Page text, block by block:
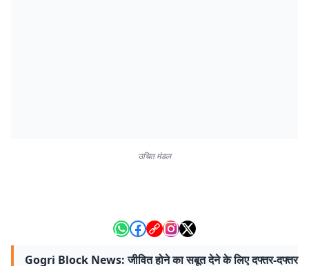
उचित मंडल
Gogri Block News: जीवित होने का सबूत देने के लिए दफ्तर-दफ्तर